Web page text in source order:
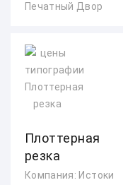
Печатный Двор
Плоттерная
резка
Компания: Истоки